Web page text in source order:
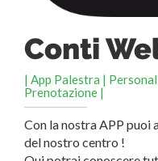
Conti
| App Palestra |
Prenotazione |
Con la nostra APP puoi
del nostro centro !